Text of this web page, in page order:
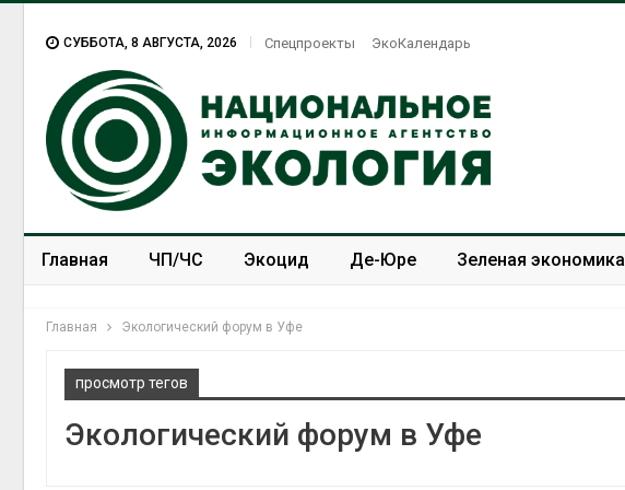
СУББОТА, 8 АВГУСТА, 2026 Спецпроекты ЭкоКалендарь
Главная ЧП/ЧС Экоцид Де-Юре Зеленая экономика
Главная Экологический форум в Уфе
просмотр тегов
Экологический форум в Уфе